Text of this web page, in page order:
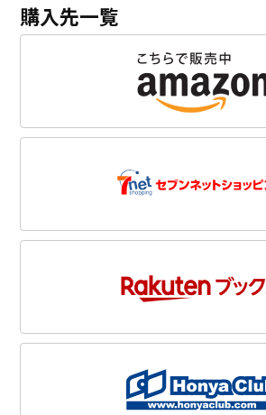
購入先一覧